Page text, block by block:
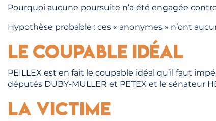
Pourquoi aucune poursuite n’a été engagée
Hypothèse probable : ces « anonymes » n’ont
Le coupable idéal
PEILLEX est en fait le coupable idéal qu’il faut
députés DUBY-MULLER et PETEX et le sénateur
La victime